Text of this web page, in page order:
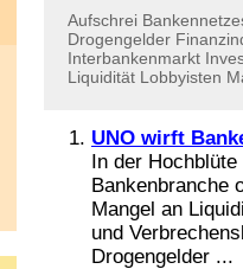
Aufschrei
Drogengelder
Interbankenmarkt
Liquidität Lobbyisten
UNO wirft
In der
Bankenbranche
Mangel an
und
Drogengelder ...